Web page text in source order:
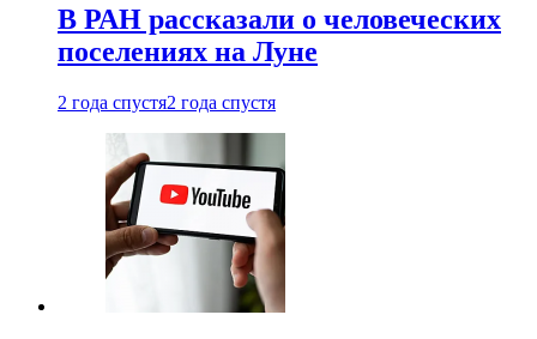
В РАН рассказали о человеческих
поселениях на Луне
2 года спустя2 года спустя